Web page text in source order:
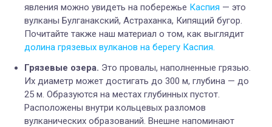
явления можно увидеть на побережье Каспия — это
вулканы Булганакский, Астраханка, Кипящий бугор.
Почитайте также наш материал о том, как выглядит
долина грязевых вулканов на берегу Каспия.
Грязевые озера. Это провалы, наполненные грязью.
Их диаметр может достигать до 300 м, глубина — до
25 м. Образуются на местах глубинных пустот.
Расположены внутри кольцевых разломов
вулканических образований. Внешне напоминают